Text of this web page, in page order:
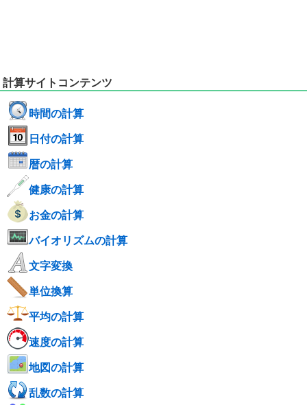
計算サイトコンテンツ
時間の計算
日付の計算
暦の計算
健康の計算
お金の計算
バイオリズムの計算
文字変換
単位換算
平均の計算
速度の計算
地図の計算
乱数の計算